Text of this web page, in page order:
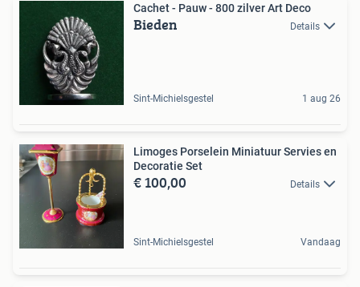
Cachet - Pauw - 800 zilver Art Deco
Bieden Details
Sint-Michielsgestel 1 aug 26
Limoges Porselein Miniatuur Servies en
Decoratie Set
€ 100,00 Details
Sint-Michielsgestel Vandaag